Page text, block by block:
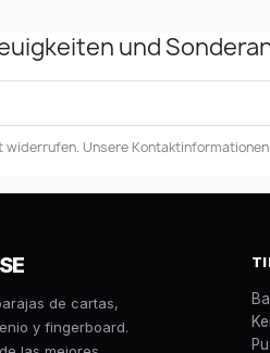
und
Unsere
de cartas,
y fingerboard.